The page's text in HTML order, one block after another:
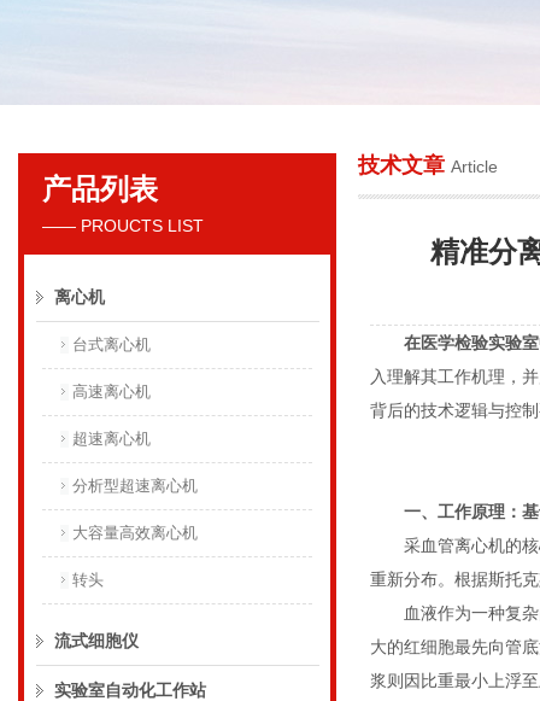
贝克曼库尔特国际贸易（上海）有限公司
产品列表
—— PROUCTS LIST
离心机
台式离心机
高速离心机
超速离心机
分析型超速离心机
大容量高效离心机
转头
流式细胞仪
实验室自动化工作站
技术文章 Article
精准分
在医学检验实验
入理解其工作机理，
背后的技术逻辑与控
一、工作原理：
采血管离心机的核
重新分布。根据斯托
血液作为一种复杂
大的红细胞最先向管
浆则因比重最小上浮